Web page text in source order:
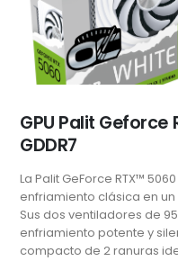
GPU Palit Geforce
GDDR7
La Palit GeForce RTX™
enfriamiento clásica en
Sus dos ventiladores de
enfriamiento potente y
compacto de 2 ranuras